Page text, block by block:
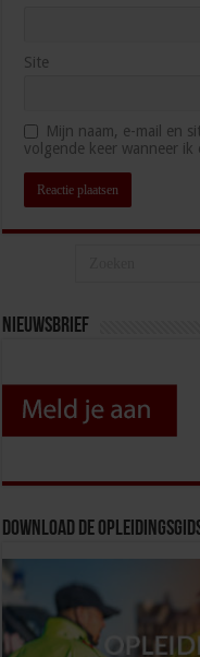
Site
Mijn naam, e-mail en
volgende keer wanneer ik
Nieuwsbrief
Download de